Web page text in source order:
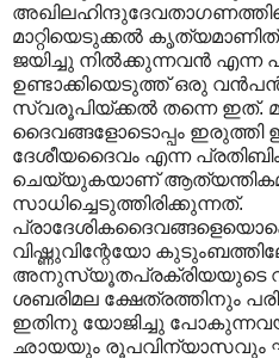
മാറ്റിയെടുക്കൽ
ജയിച്ചു നിൽക്കുന്നവൻ എന്ന
ഉണ്ടാക്കിയെടുത്ത് ഒരു
സ്വരൂപിയ്ക്കൽ തന്നെ ഇത്.
ദൈവങ്ങളോടൊപ്പം
ദേശീയദൈവം എന്ന
ചെയ്യുകയാണ്
സാധിച്ചെടുത്തിരിക്കുന്നത്.
വിഷ്ണുവിന്റേയോ
അനുസ്യൂതപ്രക്രിയയുടെ
ശബരിമല ക്ഷേത്രത്തിനും
ഇതിനു യോജിച്ചു
ഛായയും രൂപവിന്യാസവും